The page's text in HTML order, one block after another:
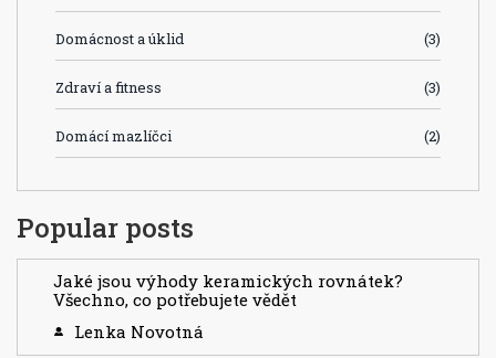
Domácnost a úklid (3)
Zdraví a fitness (3)
Domácí mazlíčci (2)
Popular posts
Jaké jsou výhody keramických rovnátek?
Všechno, co potřebujete vědět
Lenka Novotná